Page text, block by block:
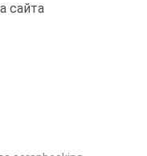
сайта